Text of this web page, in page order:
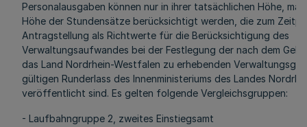
Personalausgaben können nur in ihrer tatsächlichen Höhe,
Höhe der Stundensätze berücksichtigt werden, die zum
Antragstellung als Richtwerte für die Berücksichtigung des
Verwaltungsaufwandes bei der Festlegung der nach dem
das Land Nordrhein-Westfalen zu erhebenden
gültigen Runderlass des Innenministeriums des Landes
veröffentlicht sind. Es gelten folgende Vergleichsgruppen:
- Laufbahngruppe 2, zweites Einstiegsamt